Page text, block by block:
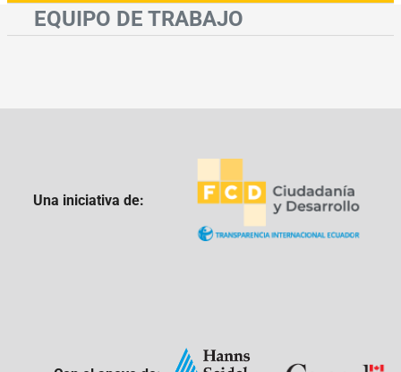
EQUIPO DE TRABAJO
Una iniciativa de: